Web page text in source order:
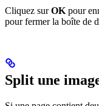
Cliquez surOK pour
pour fermer la boîte de
Split une